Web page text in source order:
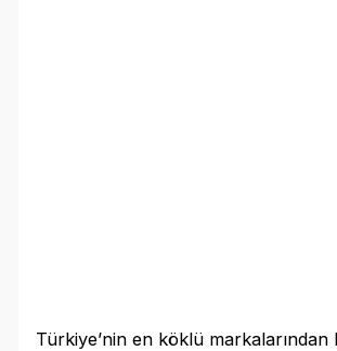
Türkiye’nin en köklü markalarından